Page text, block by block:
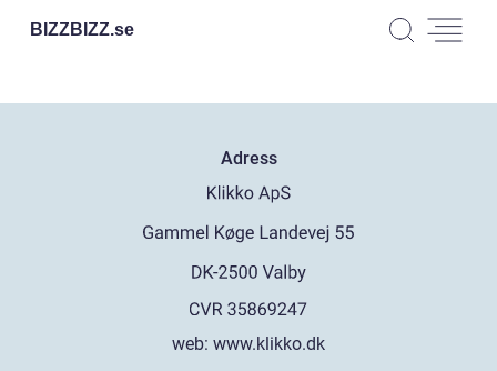
BIZZBIZZ.se
Adress
web: www.klikko.dk